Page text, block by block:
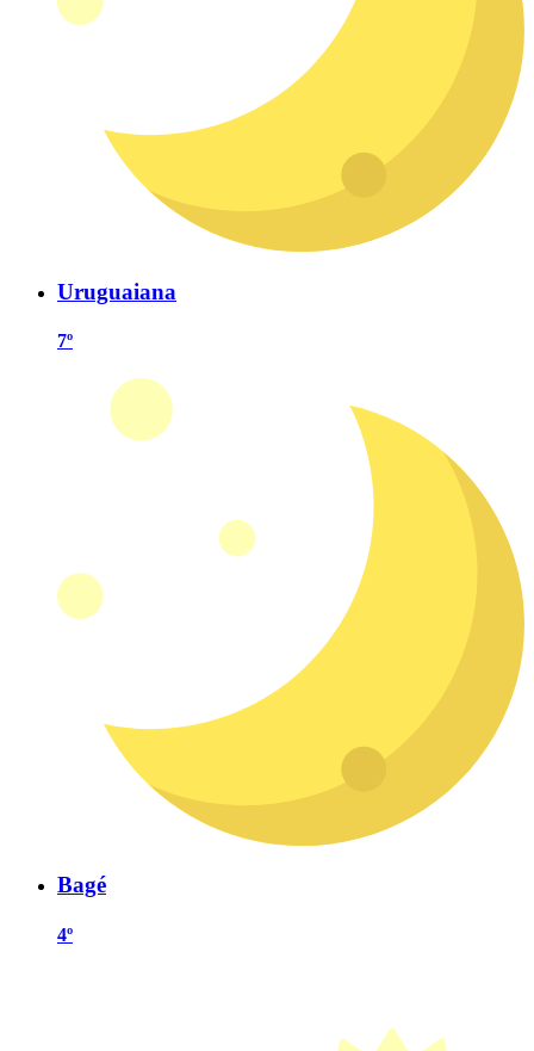
Uruguaiana
7º
Bagé
4º